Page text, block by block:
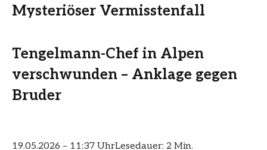
Mysteriöser Vermisstenfall
Tengelmann-Chef in Alpen
verschwunden – Anklage gegen
Bruder
19.05.2026 – 11:37 UhrLesedauer: 2 Min.